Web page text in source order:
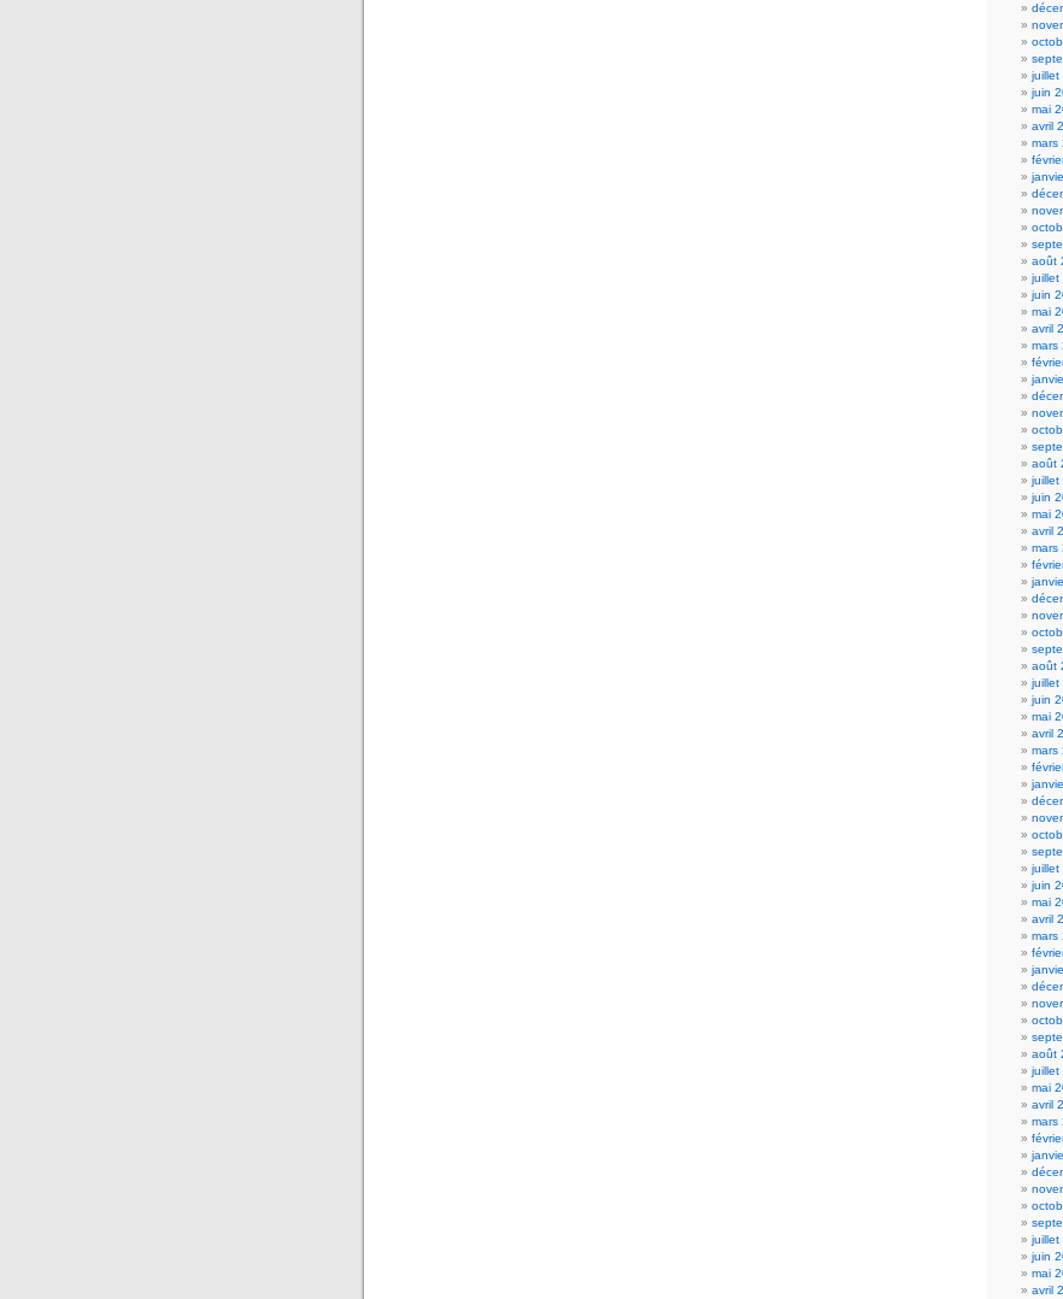
juillet
juin
mai
avril
mars
août
juillet
juin
mai
avril
mars
août
juillet
juin
mai
avril
mars
août
juillet
juin
mai
avril
mars
juillet
juin
mai
avril
mars
août
juillet
mai
avril
mars
juillet
juin
mai
avril